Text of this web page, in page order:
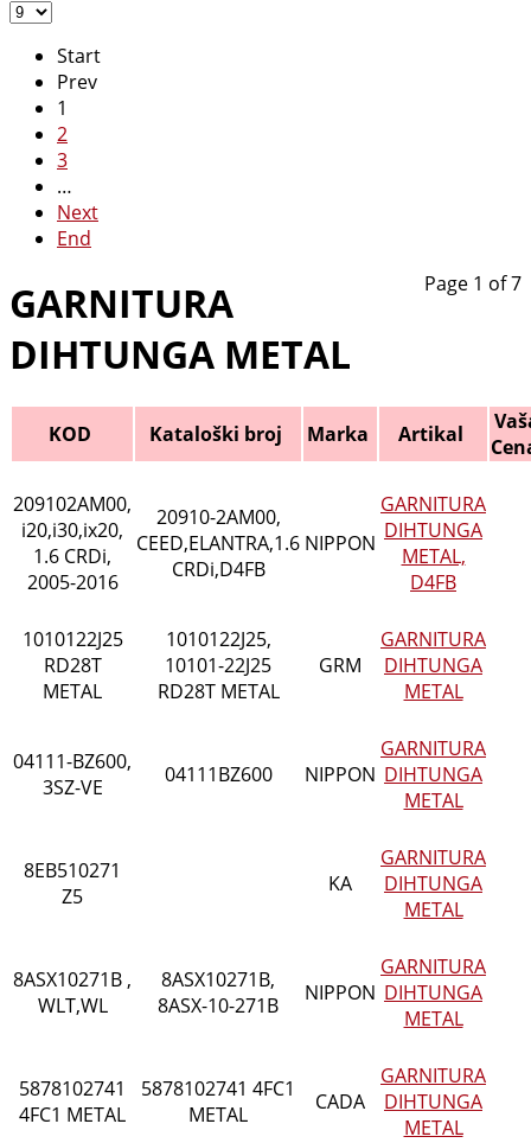
Start
Prev
1
2
3
…
Next
End
Page 1 of 7
GARNITURA
DIHTUNGA METAL
KOD Kataloški broj Marka Artikal
209102AM00,
i20,i30,ix20,
1.6 CRDi,
2005-2016
20910-2AM00,
CEED,ELANTRA,1.6
CRDi,D4FB
NIPPON
GARNITURA
DIHTUNGA
METAL,
D4FB
1010122J25
RD28T
METAL
1010122J25,
10101-22J25
RD28T METAL
GRM
GARNITURA
DIHTUNGA
METAL
04111-BZ600,
3SZ-VE
04111BZ600 NIPPON
GARNITURA
DIHTUNGA
METAL
8EB510271
Z5
KA
GARNITURA
DIHTUNGA
METAL
8ASX10271B ,
WLT,WL
8ASX10271B,
8ASX-10-271B
NIPPON
GARNITURA
DIHTUNGA
METAL
5878102741
4FC1 METAL
5878102741 4FC1
METAL
CADA
GARNITURA
DIHTUNGA
METAL